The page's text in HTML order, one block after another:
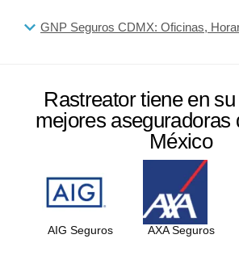
GNP Seguros CDMX: Oficinas,
Rastreator tiene en
mejores aseguradoras
México
AIG Seguros AXA Seguros